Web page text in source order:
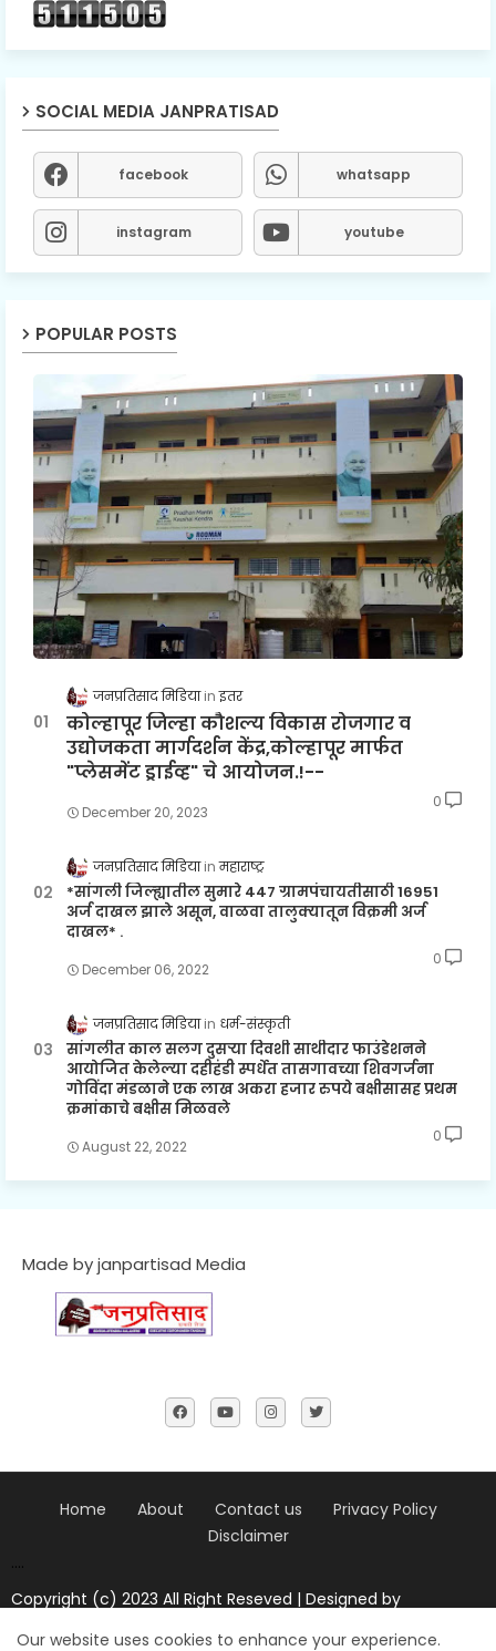
SOCIAL MEDIA JANPRATISAD
facebook whatsapp
instagram youtube
POPULAR POSTS
जनप्रतिसाद मिडिया इतर
कोल्हापूर जिल्हा कौशल्य विकास रोजगार व
उद्योजकता मार्गदर्शन केंद्र,कोल्हापूर मार्फत
"प्लेसमेंट ड्राईव्ह" चे आयोजन.!--
December 20, 2023
0
जनप्रतिसाद मिडिया महाराष्ट्र
*सांगली जिल्ह्यातील सुमारे 447 ग्रामपंचायतीसाठी 16951
अर्ज दाखल झाले असून, वाळवा तालुक्यातून विक्रमी अर्ज
दाखल* .
December 06, 2022
0
जनप्रतिसाद मिडिया धर्म-संस्कृती
सांगलीत काल सलग दुसऱ्या दिवशी साथीदार फाउंडेशनने
आयोजित केलेल्या दहीहंडी स्पर्धेत तासगावच्या शिवगर्जना
गोविंदा मंडळाने एक लाख अकरा हजार रुपये बक्षीसासह प्रथम
क्रमांकाचे बक्षीस मिळवले
August 22, 2022
0
Made by janpartisad Media
Home About Contact us
Privacy Policy
Disclaimer
....
Copyright (c) 2023 All Right Reseved | Designed by
Our website uses cookies to enhance your experience.